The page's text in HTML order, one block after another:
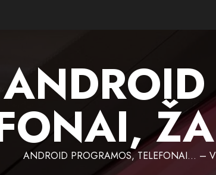
ANDROID PROGRAMOS, TELEFONAI… –